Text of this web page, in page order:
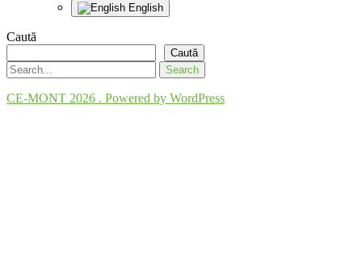
English
Caută
Caută
CE-MONT 2026 . Powered by WordPress